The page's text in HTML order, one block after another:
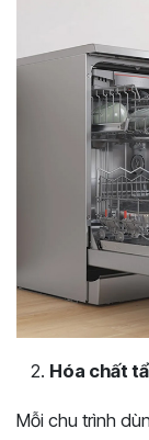
Hóa chất
Mỗi chu trình